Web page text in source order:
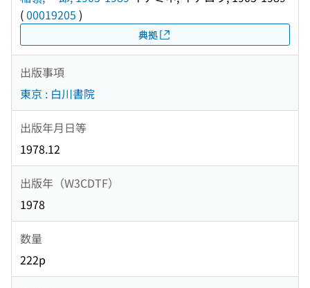
(00019205 )
典拠
出版事項
東京 : 白川書院
出版年月日等
1978.12
出版年（W3CDTF）
1978
数量
222p